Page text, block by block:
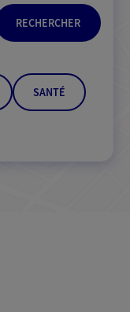
RECHERCHER
SANTÉ